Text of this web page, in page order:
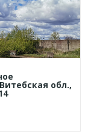
обл.,